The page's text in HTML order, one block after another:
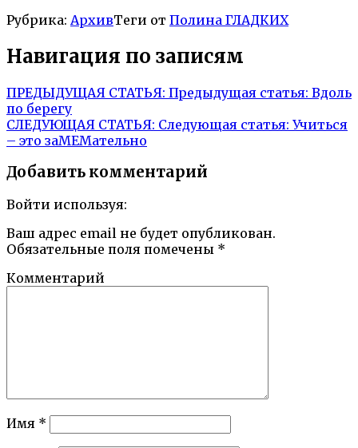
Рубрика: АрхивТеги от Полина ГЛАДКИХ
Навигация по записям
ПРЕДЫДУЩАЯ СТАТЬЯ: Предыдущая статья: Вдоль
по берегу
СЛЕДУЮЩАЯ СТАТЬЯ: Следующая статья: Учиться
– это заМЕМательно
Добавить комментарий
Войти используя:
Ваш адрес email не будет опубликован.
Обязательные поля помечены *
Комментарий
Имя *